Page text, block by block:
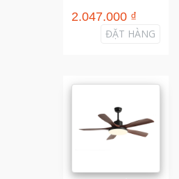
2.047.000 ₫
ĐẶT HÀNG